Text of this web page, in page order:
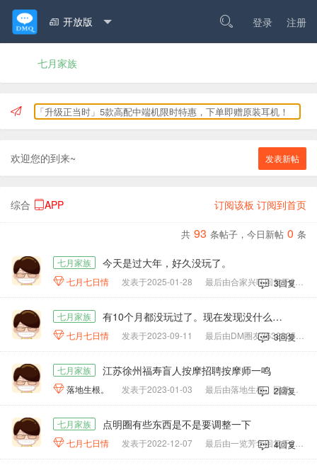
 开放版  登录 注册
七月家族
「升级正当时」5款高配中端机限时特惠，下单即赠原装耳机！
欢迎您的到来~ 发表新帖
综合 APP 订阅该板 订阅到首页
共 93 条帖子 ，今日新帖 0 条
七月家族 今天是过大年，好久没玩了。
七月七日情 发表于2025-01-28 最后由合家兴旺回复于2025-01-28
3回复
七月家族 有10个月都没玩过了。现在发现没什么大变化。
七月七日情 发表于2023-09-11 最后由DM圈友36328258回复于2024-06-10
3回复
七月家族 江苏徐州福寿盲人按摩招聘按摩师一鸣
落地生根。 发表于2023-01-03 最后由落地生根。回复于2023-01-13
2回复
七月家族 点明圈有些东西是不是要调整一下
七月七日情 发表于2022-12-07 最后由一览芳华回复于2022-12-10
4回复